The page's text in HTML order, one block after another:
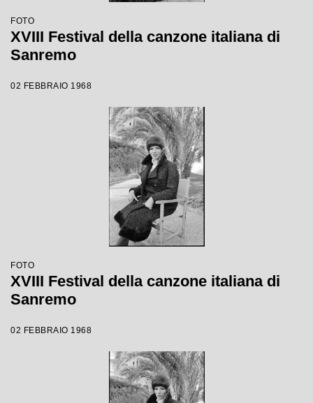
FOTO
XVIII Festival della canzone italiana di
Sanremo
02 FEBBRAIO 1968
FOTO
XVIII Festival della canzone italiana di
Sanremo
02 FEBBRAIO 1968